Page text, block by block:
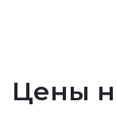
Цены